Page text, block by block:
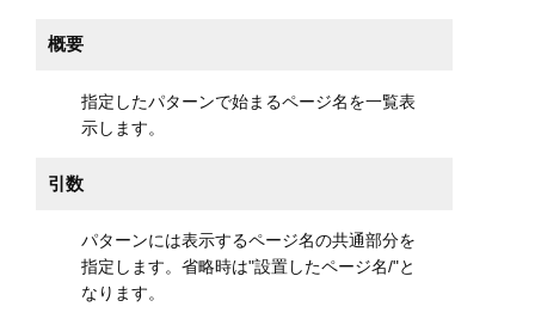
概要
指定したパターンで始まるページ名を一覧表
示します。
引数
パターンには表示するページ名の共通部分を
指定します。省略時は"設置したページ名/"と
なります。